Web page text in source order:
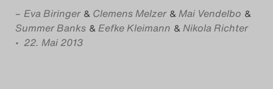
– Eva Biringer & Clemens Melzer &Mai Vendelbo &
Summer Banks &Eefke Kleimann &Nikola Richter
• 22. Mai 2013